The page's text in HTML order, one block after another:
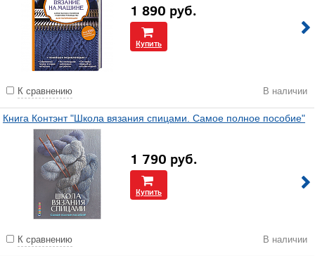
1 890 руб.
Купить
К сравнению В наличии
Книга Контэнт "Школа вязания спицами. Самое полное пособие"
1 790 руб.
Купить
К сравнению В наличии